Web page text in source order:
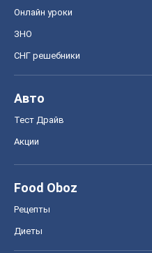
Онлайн уроки
ЗНО
СНГ решебники
Авто
Тест Драйв
Акции
Food Oboz
Рецепты
Диеты